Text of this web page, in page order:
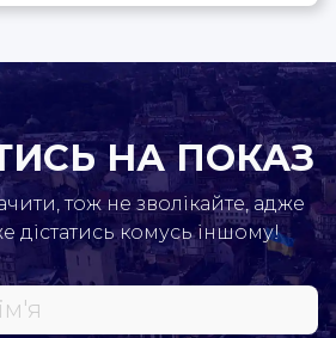
НА ПОКАЗ
тож не зволікайте, адже
дістатись комусь іншому!